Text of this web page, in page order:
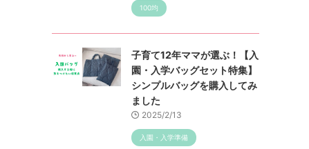
100均
子育て12年ママが選ぶ！【入
園・入学バッグセット特集】
シンプルバッグを購入してみ
ました
2025/2/13
入園・入学準備